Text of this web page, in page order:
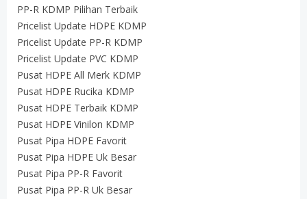
PP-R KDMP Pilihan Terbaik
Pricelist Update HDPE KDMP
Pricelist Update PP-R KDMP
Pricelist Update PVC KDMP
Pusat HDPE All Merk KDMP
Pusat HDPE Rucika KDMP
Pusat HDPE Terbaik KDMP
Pusat HDPE Vinilon KDMP
Pusat Pipa HDPE Favorit
Pusat Pipa HDPE Uk Besar
Pusat Pipa PP-R Favorit
Pusat Pipa PP-R Uk Besar